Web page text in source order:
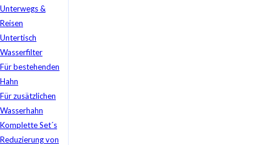
Unterwegs &
Reisen
Untertisch
Wasserfilter
Für bestehenden
Hahn
Für zusätzlichen
Wasserhahn
Komplette Set´s
Reduzierung von